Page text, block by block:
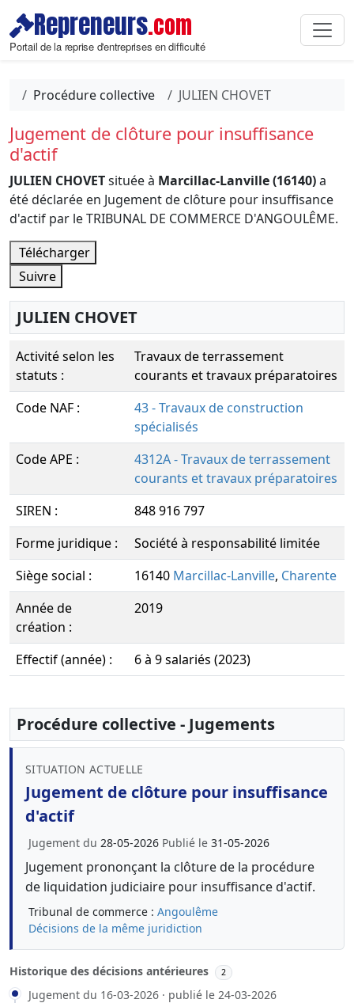
Repreneurs.com
Portail de la reprise d'entreprises en difficulté
Procédure collective JULIEN CHOVET
Jugement de clôture pour insuffisance
d'actif
JULIEN CHOVETsituée à Marcillac-Lanville (16140)a
été déclarée en Jugement de clôture pour insuffisance
d'actif par le TRIBUNAL DE COMMERCE D'ANGOULÊME.
Télécharger
Suivre
JULIEN CHOVET
Activité selon les
statuts :
Travaux de terrassement
courants et travaux préparatoires
Code NAF :
43 - Travaux de construction
spécialisés
Code APE :
4312A - Travaux de terrassement
courants et travaux préparatoires
SIREN :
848 916 797
Forme juridique :
Société à responsabilité limitée
Siège social :
16140 Marcillac-Lanville, Charente
Année de
création :
2019
Effectif (année) : 6 à 9 salariés (2023)
Procédure collective - Jugements
SITUATION ACTUELLE
Jugement de clôture pour insuffisance
d'actif
Jugement du 28-05-2026 Publié le 31-05-2026
Jugement prononçant la clôture de la procédure
de liquidation judiciaire pour insuffisance d'actif.
Tribunal de commerce : Angoulême
Décisions de la même juridiction
Historique des décisions antérieures 2
Jugement du 16-03-2026 · publié le 24-03-2026